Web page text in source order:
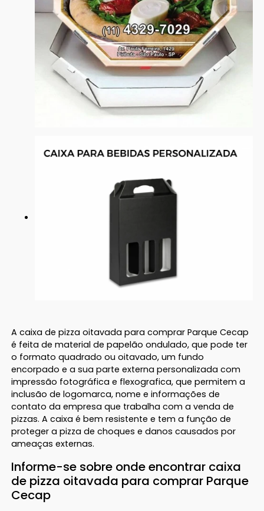
A caixa de pizza oitavada para comprar Parque Cecap
é feita de material de papelão ondulado, que pode ter
o formato quadrado ou oitavado, um fundo
encorpado e a sua parte externa personalizada com
impressão fotográfica e flexografica, que permitem a
inclusão de logomarca, nome e informações de
contato da empresa que trabalha com a venda de
pizzas. A caixa é bem resistente e tem a função de
proteger a pizza de choques e danos causados por
ameaças externas.
Informe-se sobre onde encontrar caixa
de pizza oitavada para comprar Parque
Cecap